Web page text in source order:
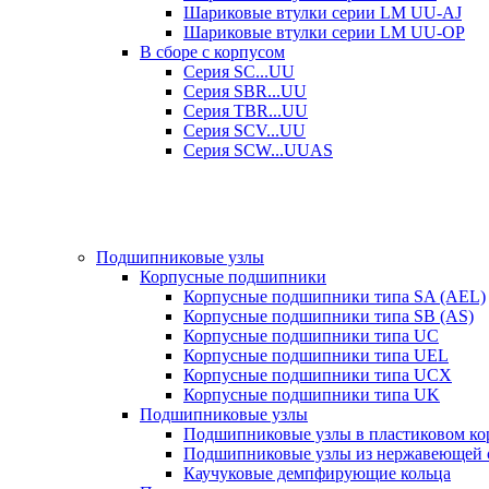
Шариковые втулки серии LM UU-AJ
Шариковые втулки серии LM UU-OP
В сборе с корпусом
Серия SC...UU
Серия SBR...UU
Серия TBR...UU
Серия SCV...UU
Серия SCW...UUAS
Подшипниковые узлы
Корпусные подшипники
Корпусные подшипники типа SA (AEL)
Корпусные подшипники типа SB (AS)
Корпусные подшипники типа UC
Корпусные подшипники типа UEL
Корпусные подшипники типа UCX
Корпусные подшипники типа UK
Подшипниковые узлы
Подшипниковые узлы в пластиковом
Подшипниковые узлы из нержавеющей
Каучуковые демпфирующие кольца